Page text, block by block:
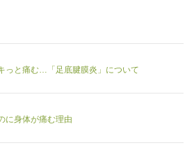
っと痛む…「足底腱膜炎」について
に身体が痛む理由